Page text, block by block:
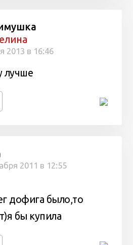
2013 в 16:46
лучше
2011 в 12:55
дофига было,то
бы купила